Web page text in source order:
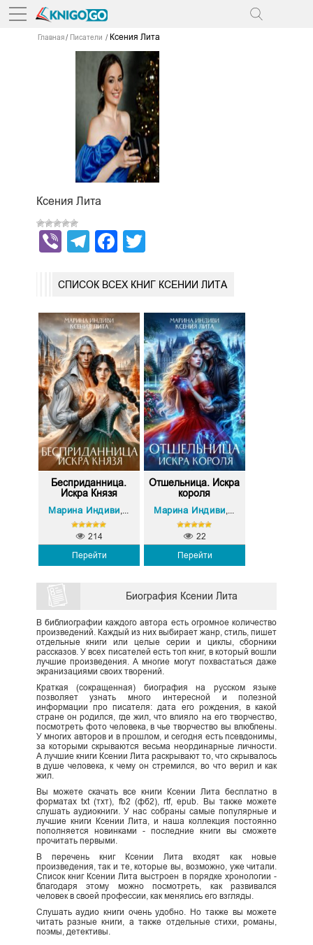
Главная Писатели Ксения Лита
Ксения Лита
ViberTelegram
Facebook
СПИСОК ВСЕХ КНИГ КСЕНИИ ЛИТА
Бесприданница.
Искра Князя
Марина Индиви Ксения Лита
Перейти
214
Отшельница. Искра
короля
Марина Индиви
Перейти
22
Биография Ксении Лита
В библиографии каждого автора есть огромное количество
произведений. Каждый из них выбирает жанр, стиль, пишет
отдельные книги или целые серии и циклы, сборники
рассказов. У всех писателей есть топ книг, в который вошли
лучшие произведения. А многие могут похвастаться даже
экранизациями своих творений.
Краткая (сокращенная) биография на русском языке
позволяет узнать много интересной и полезной
информации про писателя: дата его рождения, в какой
стране он родился, где жил, что влияло на его творчество,
посмотреть фото человека, в чье творчество вы влюблены.
У многих авторов и в прошлом, и сегодня есть псевдонимы,
за которыми скрываются весьма неординарные личности.
А лучшие книги Ксении Лита раскрывают то, что скрывалось
в душе человека, к чему он стремился, во что верил и как
жил.
Вы можете скачать все книги Ксении Лита бесплатно в
форматах txt (тхт), fb2 (фб2), rtf, epub. Вы также можете
слушать аудиокниги. У нас собраны самые популярные и
лучшие книги Ксении Лита, и наша коллекция постоянно
пополняется новинками - последние книги вы сможете
прочитать первыми.
В перечень книг Ксении Лита входят как новые
произведения, так и те, которые вы, возможно, уже читали.
Список книг Ксении Лита выстроен в порядке хронологии -
благодаря этому можно посмотреть, как развивался
человек в своей профессии, как менялись его взгляды.
Слушать аудио книги очень удобно. Но также вы можете
читать разные книги, а также отдельные стихи, романы,
поэмы, детективы.